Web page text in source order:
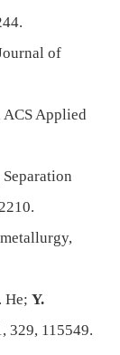
of
ACS Applied
Separation
,
He;Y.
329, 115549.